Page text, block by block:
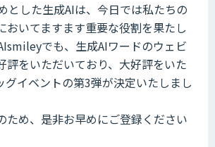
とした生成AIは、今日では私たちの
おいてますます重要な役割を果たし
でも、生成AIワードのウェビ
評をいただいており、大好評をいた
グイベントの第3弾が決定いたしまし
ため、是非お早めにご登録ください